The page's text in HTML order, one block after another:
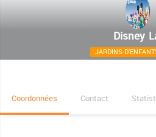
Disney
JARDINS-
Menzel-Harb, 5036
Coordonnées Contact